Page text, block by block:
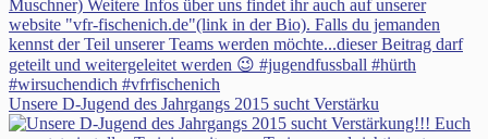
Unsere D-Jugend des Jahrgangs 2015 sucht Verstärku